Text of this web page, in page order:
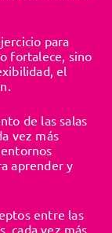
para
fortalece, sino
el
de las salas
vez más
aprender y
entre las
cada vez más